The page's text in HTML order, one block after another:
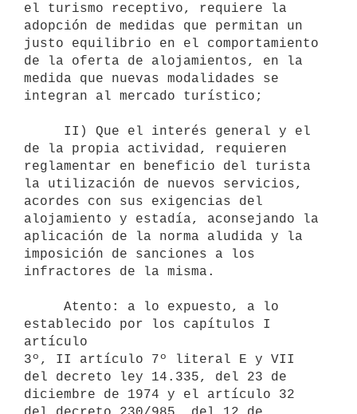
el turismo receptivo, requiere la
adopción de medidas que permitan un
justo equilibrio en el comportamiento
de la oferta de alojamientos, en la
medida que nuevas modalidades se
integran al mercado turístico;
de la propia actividad, requieren
reglamentar en beneficio del turista
la utilización de nuevos servicios,
acordes con sus exigencias del
alojamiento y estadía, aconsejando la
aplicación de la norma aludida y la
imposición de sanciones a los
infractores de la misma.
establecido por los capítulos I
artículo
3º, II artículo 7º literal E y VII
del decreto ley 14.335, del 23 de
diciembre de 1974 y el artículo 32